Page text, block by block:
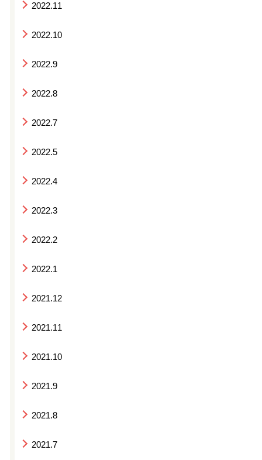
2022.11
2022.10
2022.9
2022.8
2022.7
2022.5
2022.4
2022.3
2022.2
2022.1
2021.12
2021.11
2021.10
2021.9
2021.8
2021.7